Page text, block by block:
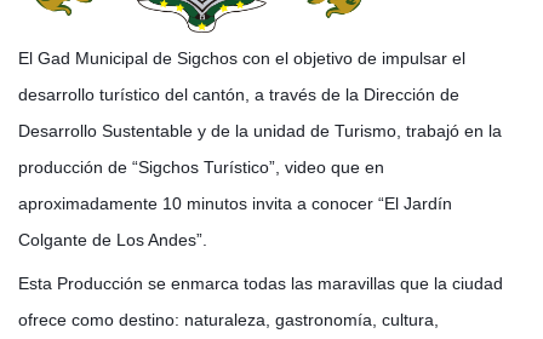
El Gad Municipal de Sigchos con el objetivo de impulsar el
desarrollo turístico del cantón, a través de la Dirección de
Desarrollo Sustentable y de la unidad de Turismo, trabajó en la
producción de “Sigchos Turístico”, video que en
aproximadamente 10 minutos invita a conocer “El Jardín
Colgante de Los Andes”.
Esta Producción se enmarca todas las maravillas que la ciudad
ofrece como destino: naturaleza, gastronomía, cultura,